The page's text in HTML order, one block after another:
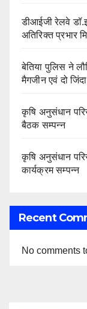
डीआईजी रेलवे
अतिरिक्त प्रभार
बेतिया पुलिस ने
मैगजीन एवं दो
कृषि अनुसंधान
बैठक सम्पन्न
कृषि अनुसंधान
कार्यक्रम सम्पन्न
Recent
No comments